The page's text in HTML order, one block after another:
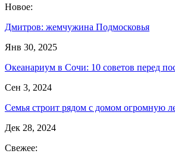
Новое:
Дмитров: жемчужина Подмосковья
Янв 30, 2025
Океанариум в Сочи: 10 советов перед
Сен 3, 2024
Cемья строит рядом с домом огромную
Дек 28, 2024
Свежее: